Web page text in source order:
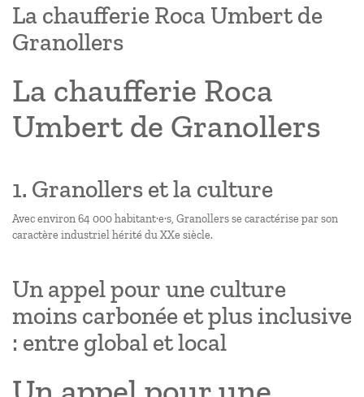
La chaufferie Roca Umbert de
Granollers
La chaufferie Roca
Umbert de Granollers
1. Granollers et la culture
Avec environ 64 000 habitant·e·s, Granollers se caractérise par son
caractère industriel hérité du XXe siècle.
Un appel pour une culture
moins carbonée et plus inclusive
: entre global et local